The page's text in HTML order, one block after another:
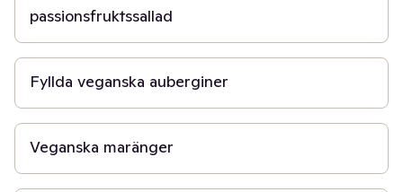
passionsfruktssallad
1 t
Fyllda veganska auberginer
2 t
Veganska maränger
4 t